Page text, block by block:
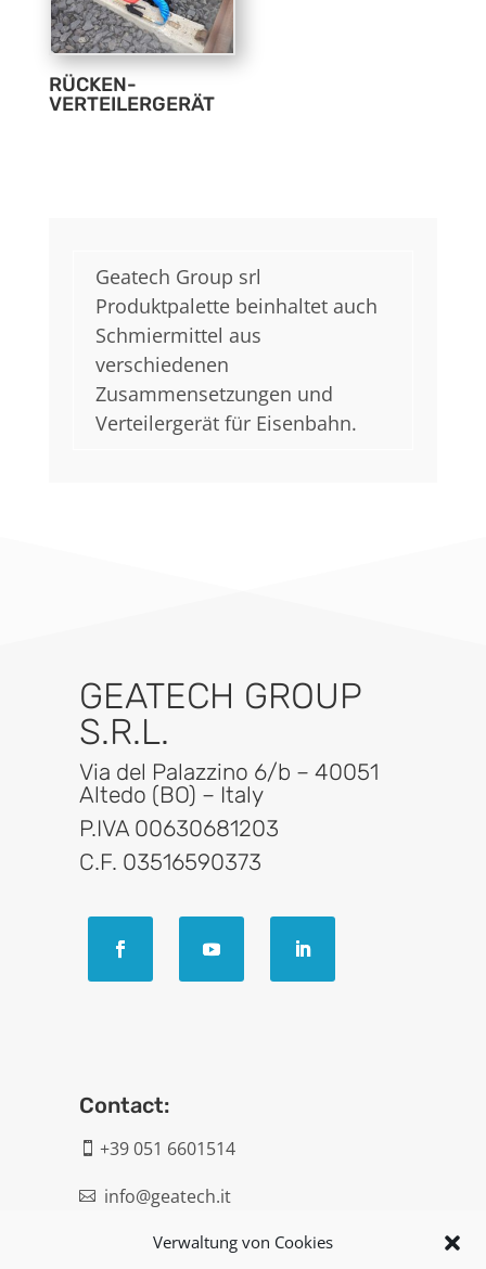
Verwaltung von Cookies
RÜCKEN-
VERTEILERGERÄT
Geatech Group srl
Produktpalette beinhaltet auch
Schmiermittel aus
verschiedenen
Zusammensetzungen und
Verteilergerät für Eisenbahn.
GEATECH GROUP
S.R.L.
Via del Palazzino 6/b – 40051
Altedo (BO) – Italy
P.IVA 00630681203
C.F. 03516590373
Contact:
 +39 051 6601514
 info@geatech.it
UNI EN ISO 9001: 2015